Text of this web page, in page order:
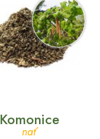
Komonice
nať